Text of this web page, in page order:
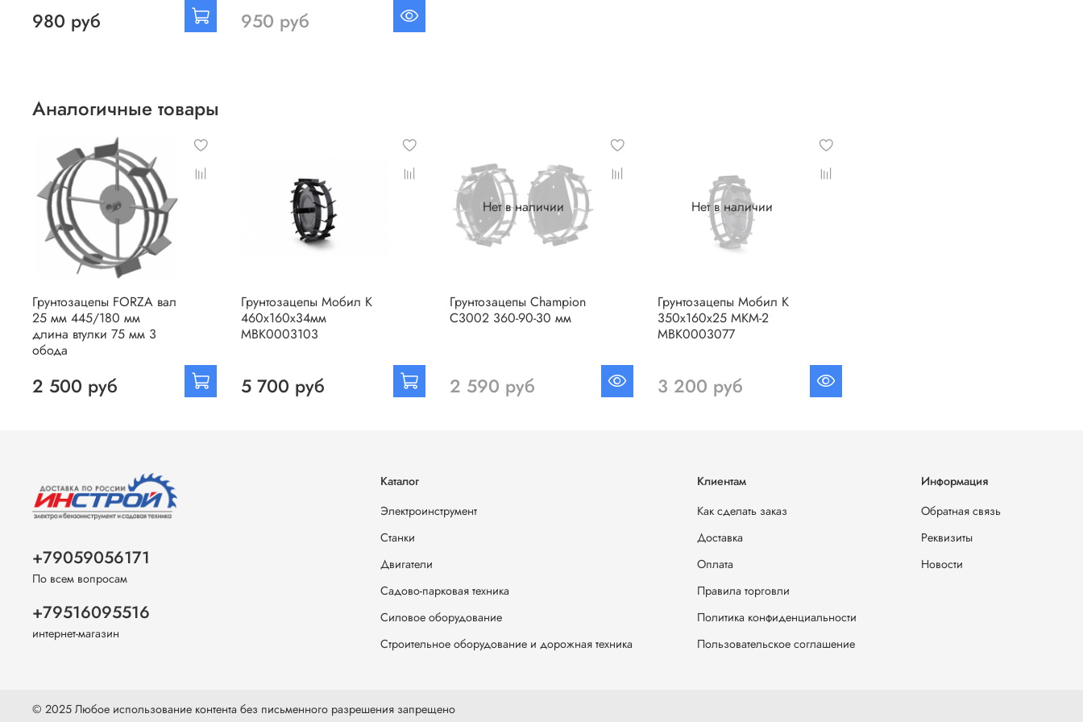
980 руб 950 руб
Аналогичные товары
Грунтозацепы FORZA вал
25 мм 445/180 мм
длина втулки 75 мм 3
обода
2 500 руб
Грунтозацепы Мобил К
460х160х34мм
МВК0003103
5 700 руб
Нет в наличии
Грунтозацепы Champion
C3002 360-90-30 мм
2 590 руб
Нет в наличии
Грунтозацепы Мобил К
350х160х25 МКМ-2
МВК0003077
3 200 руб
Каталог
Электроинструмент
Станки
Двигатели
Садово-парковая техника
Силовое оборудование
Строительное оборудование и дорожная техника
Клиентам
Как сделать заказ
Доставка
Оплата
Правила торговли
Политика конфиденциальности
Пользовательское соглашение
Информация
Обратная связь
Реквизиты
Новости
+79059056171
По всем вопросам
+79516095516
интернет-магазин
© 2025 Любое использование контента без письменного разрешения запрещено